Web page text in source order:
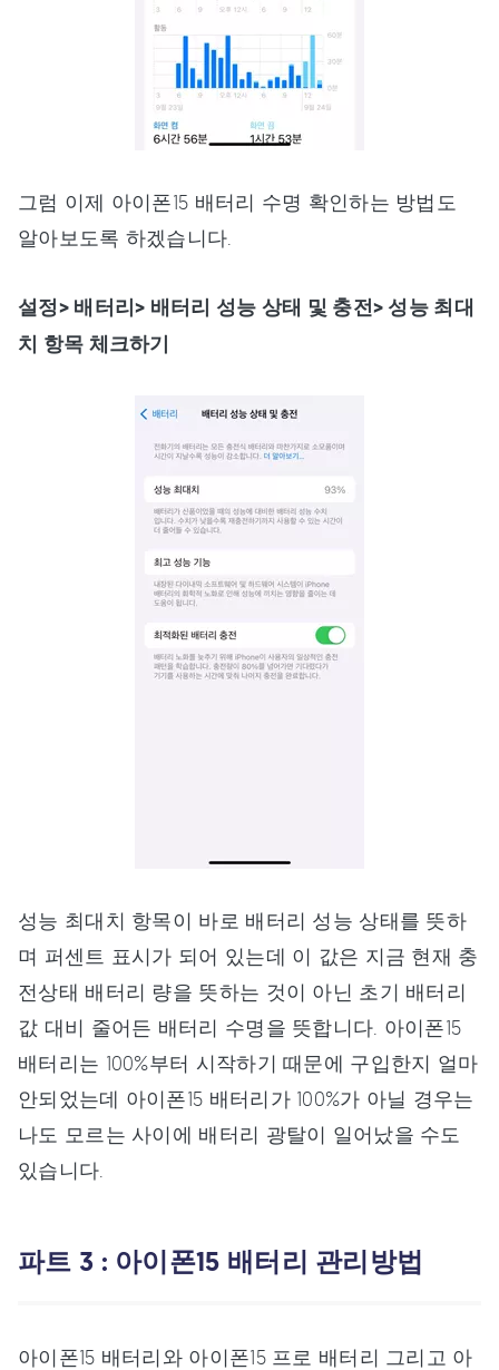
그럼 이제 아이폰15 배터리 수명 확인하는 방법도
알아보도록 하겠습니다.
설정> 배터리> 배터리 성능 상태 및 충전> 성능 최대
치 항목 체크하기
성능 최대치 항목이 바로 배터리 성능 상태를 뜻하
며 퍼센트 표시가 되어 있는데 이 값은 지금 현재 충
전상태 배터리 량을 뜻하는 것이 아닌 초기 배터리
값 대비 줄어든 배터리 수명을 뜻합니다. 아이폰15
배터리는 100%부터 시작하기 때문에 구입한지 얼마
안되었는데 아이폰15 배터리가 100%가 아닐 경우는
나도 모르는 사이에 배터리 광탈이 일어났을 수도
있습니다.
파트 3 : 아이폰15 배터리 관리방법
아이폰15 배터리와 아이폰15 프로 배터리 그리고 아